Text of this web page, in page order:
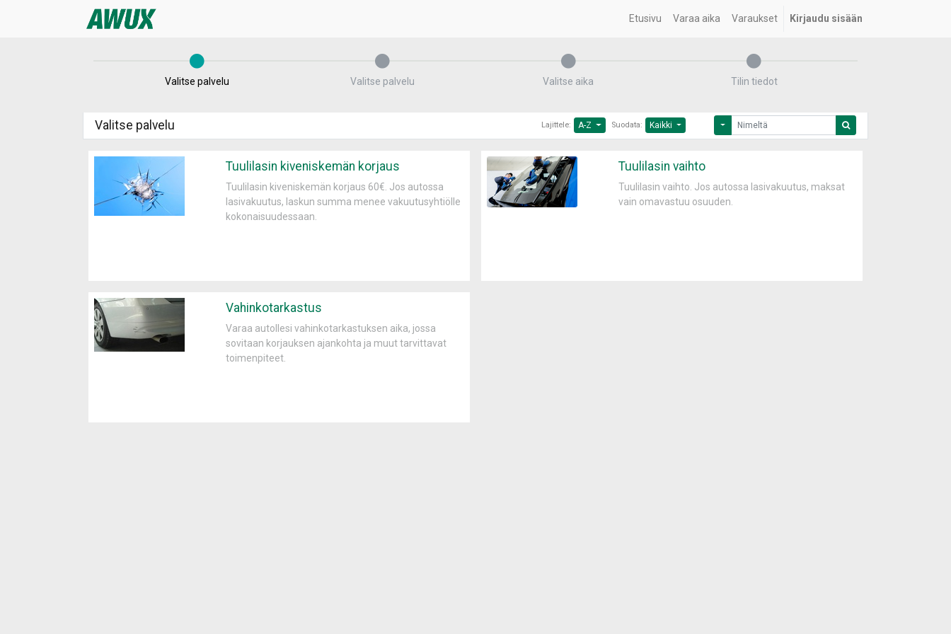
Etusivu Varaa aika Varaukset Kirjaudu sisään
Valitse palvelu Valitse palvelu Valitse aika Tilin tiedot
Valitse palvelu Lajittele: A-Z Suodata: Kaikki
Tuulilasin kiveniskemän korjaus
Tuulilasin kiveniskemän korjaus 60€. Jos autossa
lasivakuutus, laskun summa menee vakuutusyhtiölle
kokonaisuudessaan.
Tuulilasin vaihto
Tuulilasin vaihto. Jos autossa lasivakuutus, maksat
vain omavastuu osuuden.
Vahinkotarkastus
Varaa autollesi vahinkotarkastuksen aika, jossa
sovitaan korjauksen ajankohta ja muut tarvittavat
toimenpiteet.